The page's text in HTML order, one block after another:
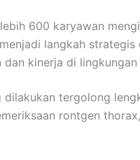
600 karyawan
langkah
dan kinerja di lingkungan
dilakukan tergolong
rontgen